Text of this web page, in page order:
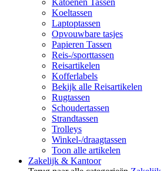
Katoenen Tassen
Koeltassen
Laptoptassen
Opvouwbare tasjes
Papieren Tassen
Reis-/sporttassen
Reisartikelen
Kofferlabels
Bekijk alle Reisartikelen
Rugtassen
Schoudertassen
Strandtassen
Trolleys
Winkel-/draagtassen
Toon alle artikelen
Zakelijk & Kantoor